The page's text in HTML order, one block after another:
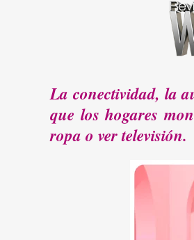
La conectividad, la
que los hogares
ropa o ver televisión.